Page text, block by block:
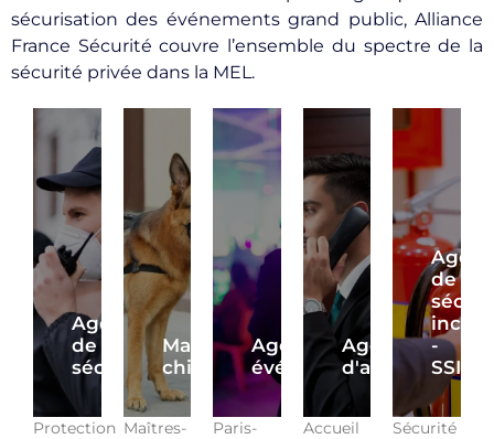
sécurisation des événements grand public, Alliance
France Sécurité couvre l’ensemble du spectre de la
sécurité privée dans la MEL.
Agent
de
sécurité
Protection
Maître
chien
Maîtres-
Agent
événementiel
Paris-
Agent
d'accueil
Accueil
Agent
de
-
SSIAP
Sécurité